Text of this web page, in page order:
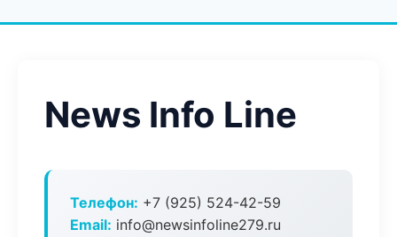
News Info Line
Телефон: +7 (925) 524-42-59
Email: info@newsinfoline279.ru